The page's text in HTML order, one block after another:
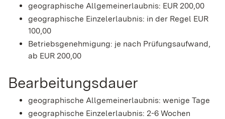
geographische Allgemeinerlaubnis: EUR 200,00
geographische Einzelerlaubnis: in der Regel EUR
100,00
Betriebsgenehmigung: je nach Prüfungsaufwand,
ab EUR 200,00
Bearbeitungsdauer
geographische Allgemeinerlaubnis: wenige Tage
geographische Einzelerlaubnis: 2-6 Wochen